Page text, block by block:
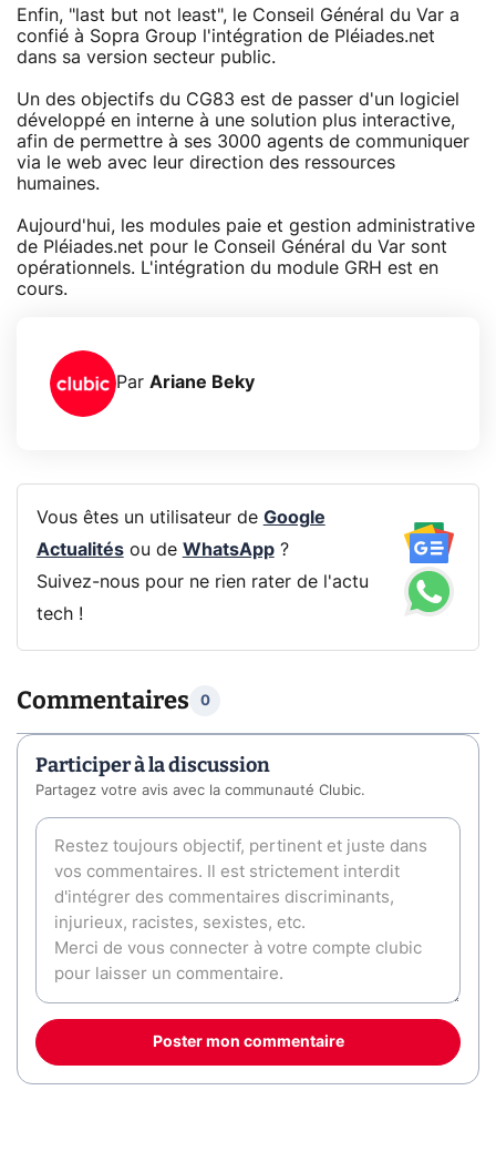
Enfin, "last but not least", le Conseil Général du Var a
confié à Sopra Group l'intégration de Pléiades.net
dans sa version secteur public.
Un des objectifs du CG83 est de passer d'un logiciel
développé en interne à une solution plus interactive,
afin de permettre à ses 3000 agents de communiquer
via le web avec leur direction des ressources
humaines.
Aujourd'hui, les modules paie et gestion administrative
de Pléiades.net pour le Conseil Général du Var sont
opérationnels. L'intégration du module GRH est en
cours.
Par Ariane Beky
Vous êtes un utilisateur de Google
Actualitésou de WhatsApp?
Suivez-nous pour ne rien rater de l'actu
tech !
Commentaires 0
Participer à la discussion
Partagez votre avis avec la communauté Clubic.
Poster mon commentaire